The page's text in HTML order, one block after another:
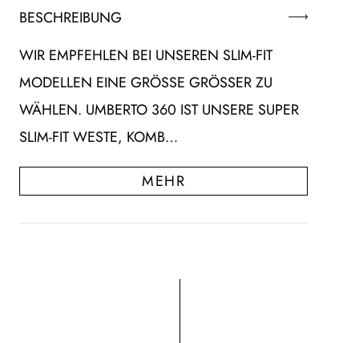
BESCHREIBUNG
WIR EMPFEHLEN BEI UNSEREN SLIM-FIT
MODELLEN EINE GRÖSSE GRÖSSER ZU WÄ
HLEN. UMBERTO 360 IST UNSERE SUPER SL
IM-FIT WESTE, KOMB…
MEHR